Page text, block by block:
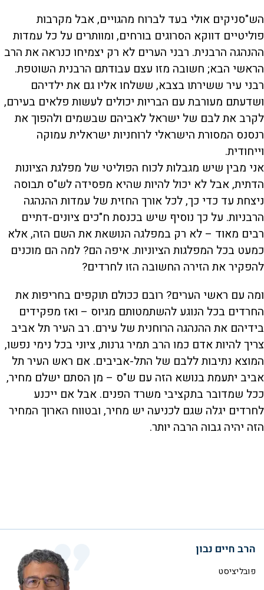
הש"סניקים אולי בעד לברוח מהגויים, אבל מקרבות
פוליטיים דווקא הסרוגים בורחים, ומוותרים על כל עמדות
ההנהגה הרבנית. רבני הערים לא רק יצמיחו כנראה את הרב
הראשי הבא; חשובה מזו עצם עבודתם הרבנית השוטפת.
רבני עיר ששירתו בצבא, ששלחו אליו גם את ילדיהם
ושדעתם מעורבת עם הבריות יכולים לעשות פלאים בעירם,
לקרב את לבם של ישראל לאביהם שבשמים ולהפוך את
רנסנס המסורת הישראלי לרוחניות ישראלית עמוקה
וייחודית.
אני מבין שיש מגבלות לכוח הפוליטי של מפלגת הציונות
הדתית, אבל לא יכול להיות שהיא מפסידה לש"ס תבוסה
ניצחת עד כדי כך, לכל אורך החזית של עמדות ההנהגה
הרבניות. על כך נוסיף שיש בכנסת ח"כים ציונים-דתיים
רבים מאוד – לא רק במפלגה הנושאת את השם הזה, אלא
כמעט בכל המפלגות הציוניות. איפה הם? למה הם מוכנים
להפקיר את הזירה החשובה הזו לחרדים?
ומה עם ראשי הערים? רובם ככולם תוקפים בחריפות את
החרדים בכל הנוגע להשתמטותם מגיוס – ואז מפקידים
בידיהם את ההנהגה הרוחנית של עירם. רב העיר תל אביב
צריך להיות אדם כמו הרב תמיר גרנות, ציוני בכל נימי נפשו,
המוצא נתיבות ללבם של התל-אביבים. אם ראש העיר תל
אביב יתעמת בנושא הזה עם ש"ס – מן הסתם ישלם מחיר,
ככל שמדובר בתקציבי משרד הפנים. אבל אם ייכנע
לחרדים יגלה שגם לכניעה יש מחיר, ובטווח הארוך המחיר
הזה יהיה גבוה הרבה יותר.
הרב חיים נבון
פובליציסט